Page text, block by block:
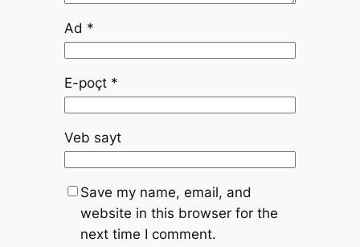
Ad *
E-poçt *
Veb sayt
Save my name, email, and
website in this browser for the
next time I comment.